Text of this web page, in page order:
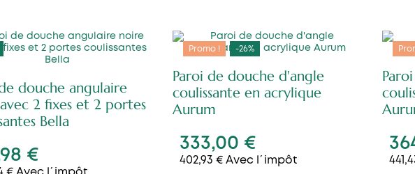
douche angulaire
2 fixes et 2 portes
Bella
€
Promo ! -26%
Paroi de douche d'angle
coulissante en acrylique
Aurum
333,00 €
402,93 € Avec l´impôt